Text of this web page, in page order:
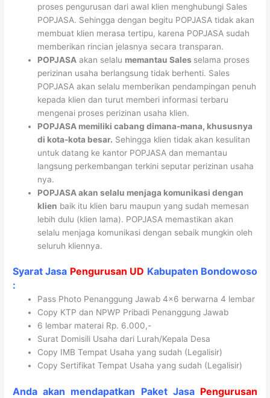
proses pengurusan dari awal klien menghubungi Sales
POPJASA. Sehingga dengan begitu POPJASA tidak akan
membuat klien merasa tertipu, karena POPJASA sudah
memberikan rincian jelasnya secara transparan.
POPJASA akan selalu memantau Sales selama proses
perizinan usaha berlangsung tidak berhenti. Sales
POPJASA akan selalu memberikan pendampingan penuh
kepada klien dan turut memberi informasi terbaru
mengenai proses perizinan usaha klien.
POPJASA memiliki cabang dimana-mana, khususnya
di kota-kota besar. Sehingga klien tidak akan kesulitan
untuk datang ke kantor POPJASA dan memantau
langsung perkembangan terkini seputar perizinan usaha
nya.
POPJASA akan selalu menjaga komunikasi dengan
klien baik itu klien baru maupun yang sudah memesan
lebih dulu (klien lama). POPJASA memastikan akan
selalu menjaga komunikasi dengan sebaik mungkin oleh
seluruh kliennya.
Syarat Jasa Pengurusan UD Kabupaten Bondowoso
:
Pass Photo Penanggung Jawab 4×6 berwarna 4 lembar
Copy KTP dan NPWP Pribadi Penanggung Jawab
6 lembar materai Rp. 6.000,-
Surat Domisili Usaha dari Lurah/Kepala Desa
Copy IMB Tempat Usaha yang sudah (Legalisir)
Copy Sertifikat Tempat Usaha yang sudah (Legalisir)
Anda akan mendapatkan Paket Jasa Pengurusan